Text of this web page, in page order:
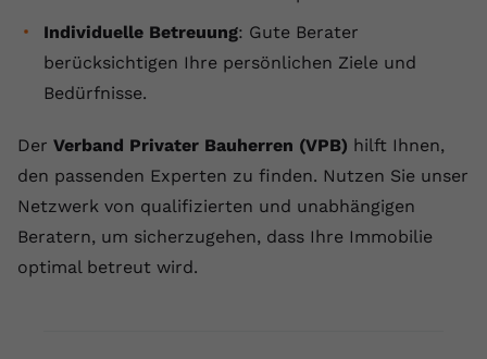
Individuelle Betreuung: Gute Berater
berücksichtigen Ihre persönlichen Ziele und
Bedürfnisse.
Der Verband Privater Bauherren (VPB) hilft Ihnen,
den passenden Experten zu finden. Nutzen Sie unser
Netzwerk von qualifizierten und unabhängigen
Beratern, um sicherzugehen, dass Ihre Immobilie
optimal betreut wird.